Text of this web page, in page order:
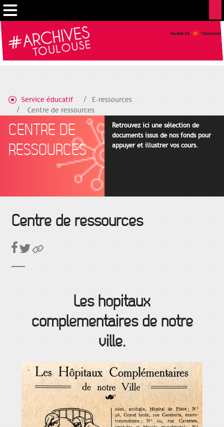
Service éducatif
E-ressources
Centre de ressources
CENTRE DE
RESSOURCES
Retrouvez ici une sélection de
documents issus de nos fonds pour
appuyer et illustrer vos cours.
Centre de ressources
Les hôpitaux
complémentaires de notre
ville.
Cookies management panel